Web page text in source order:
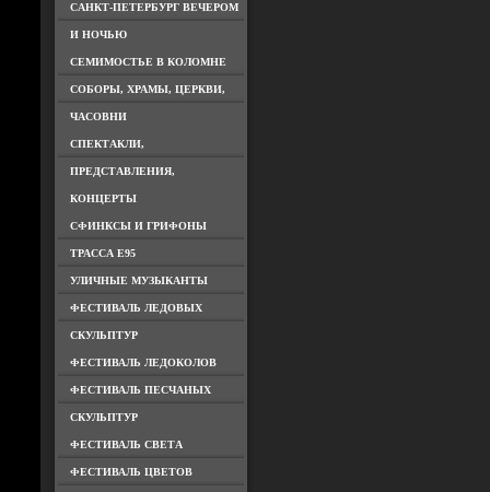
САНКТ-ПЕТЕРБУРГ ВЕЧЕРОМ
И НОЧЬЮ
СЕМИМОСТЬЕ В КОЛОМНЕ
СОБОРЫ, ХРАМЫ, ЦЕРКВИ,
ЧАСОВНИ
СПЕКТАКЛИ,
ПРЕДСТАВЛЕНИЯ,
КОНЦЕРТЫ
СФИНКСЫ И ГРИФОНЫ
ТРАССА Е95
УЛИЧНЫЕ МУЗЫКАНТЫ
ФЕСТИВАЛЬ ЛЕДОВЫХ
СКУЛЬПТУР
ФЕСТИВАЛЬ ЛЕДОКОЛОВ
ФЕСТИВАЛЬ ПЕСЧАНЫХ
СКУЛЬПТУР
ФЕСТИВАЛЬ СВЕТА
ФЕСТИВАЛЬ ЦВЕТОВ